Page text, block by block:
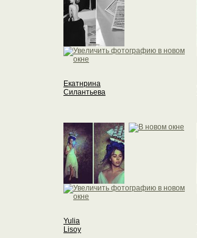
Екатнрина
Силантьева
Yulia
Lisoy